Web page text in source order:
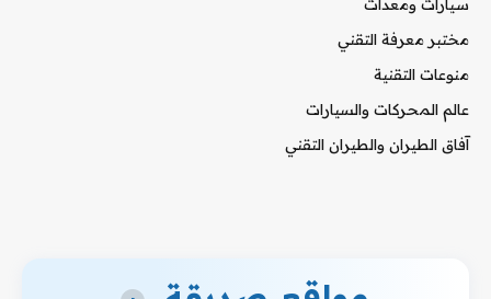
سيارات ومعدات
مختبر معرفة التقني
منوعات التقنية
عالم المحركات والسيارات
آفاق الطيران والطيران التقني